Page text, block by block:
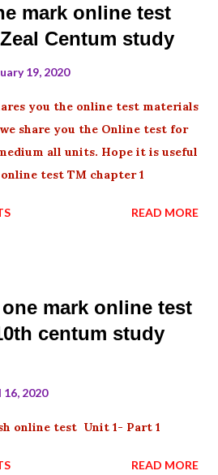
mark online test
Centum study
19, 2020
you the online test materials
share you the Online test for
all units. Hope it is useful
test TM chapter 1
READ MORE
mark online test
centum study
2020
online test Unit 1- Part 1
READ MORE